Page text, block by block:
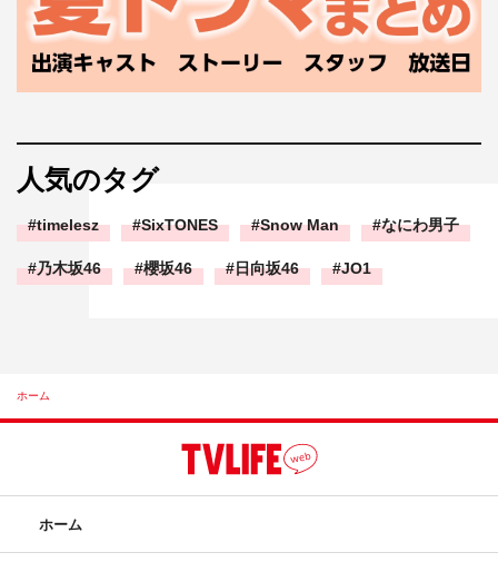
人気のタグ
timelesz SixTONES Snow Man なにわ男子
乃木坂46 櫻坂46 日向坂46 JO1
ホーム
ホーム